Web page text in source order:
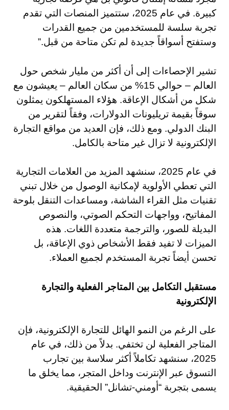
كبيرة. في عام 2025، ستتميز المنصات التي تقدم
تجربة سلسة للمستخدمين من جميع القدرات
وستفتح أسواقاً جديدة لم تكن متاحة من قبل.”
تشير الإحصاءات إلى أن أكثر من مليار شخص حول
العالم – حوالي 15% من سكان العالم – يعيشون مع
شكل من أشكال الإعاقة. هؤلاء المستهلكون يمثلون
سوقاً بقيمة تريليونات الدولارات، وفقاً لتقرير من
البنك الدولي. ومع ذلك، فإن العديد من مواقع التجارة
الإلكترونية لا تزال غير متاحة بالكامل.
في عام 2025، سنشهد المزيد من العلامات التجارية
التي تعطي الأولوية لإمكانية الوصول من خلال تبني
تقنيات مثل القراء الشاشة، ومساعدات التنقل بلوحة
المفاتيح، وواجهات التحكم الصوتي، والنصوص
البديلة للصور، والترجمة متعددة اللغات. هذه
الميزات لا تفيد فقط الأشخاص ذوي الإعاقة، بل
تحسن أيضاً تجربة المستخدم لجميع العملاء.
مستقبل التكامل بين المتاجر الفعلية والتجارة
الإلكترونية
على الرغم من النمو الهائل للتجارة الإلكترونية، فإن
المتاجر الفعلية لن تختفي. بدلاً من ذلك، في عام
2025، سنشهد تكاملاً أكثر سلاسة بين تجارب
التسوق عبر الإنترنت وداخل المتجر، مما يخلق ما
يسمى بتجربة “أومني-تشانل” الحقيقية.